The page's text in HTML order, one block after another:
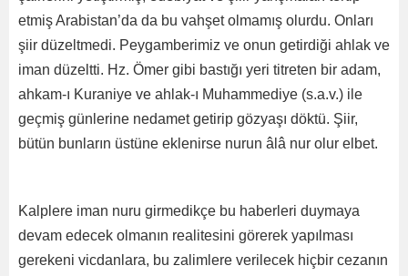
etmiş Arabistan’da da bu vahşet olmamış olurdu. Onları
şiir düzeltmedi. Peygamberimiz ve onun getirdiği ahlak ve
iman düzeltti. Hz. Ömer gibi bastığı yeri titreten bir adam,
ahkam-ı Kuraniye ve ahlak-ı Muhammediye (s.a.v.) ile
geçmiş günlerine nedamet getirip gözyaşı döktü. Şiir,
bütün bunların üstüne eklenirse nurun âlâ nur olur elbet.
Kalplere iman nuru girmedikçe bu haberleri duymaya
devam edecek olmanın realitesini görerek yapılması
gerekeni vicdanlara, bu zalimlere verilecek hiçbir cezanın